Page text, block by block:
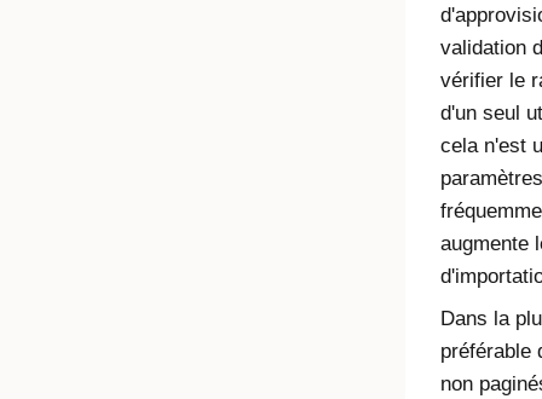
validation
vérifier le
d'un seul
cela n'est
augmente
Dans la
préférable
non